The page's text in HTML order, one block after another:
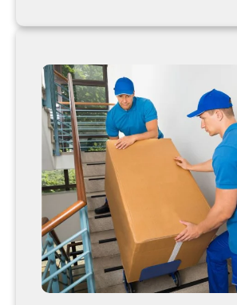
ا
ة
م
ت
خ
ص
ة
و
خ
د
م
ة
ش
ق
أ
ث
ا
ث
م
ز
ل
ي
ا
ل
ك
و